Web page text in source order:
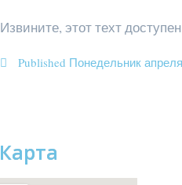
Извините, этот техт
Published Понедельник
Карта